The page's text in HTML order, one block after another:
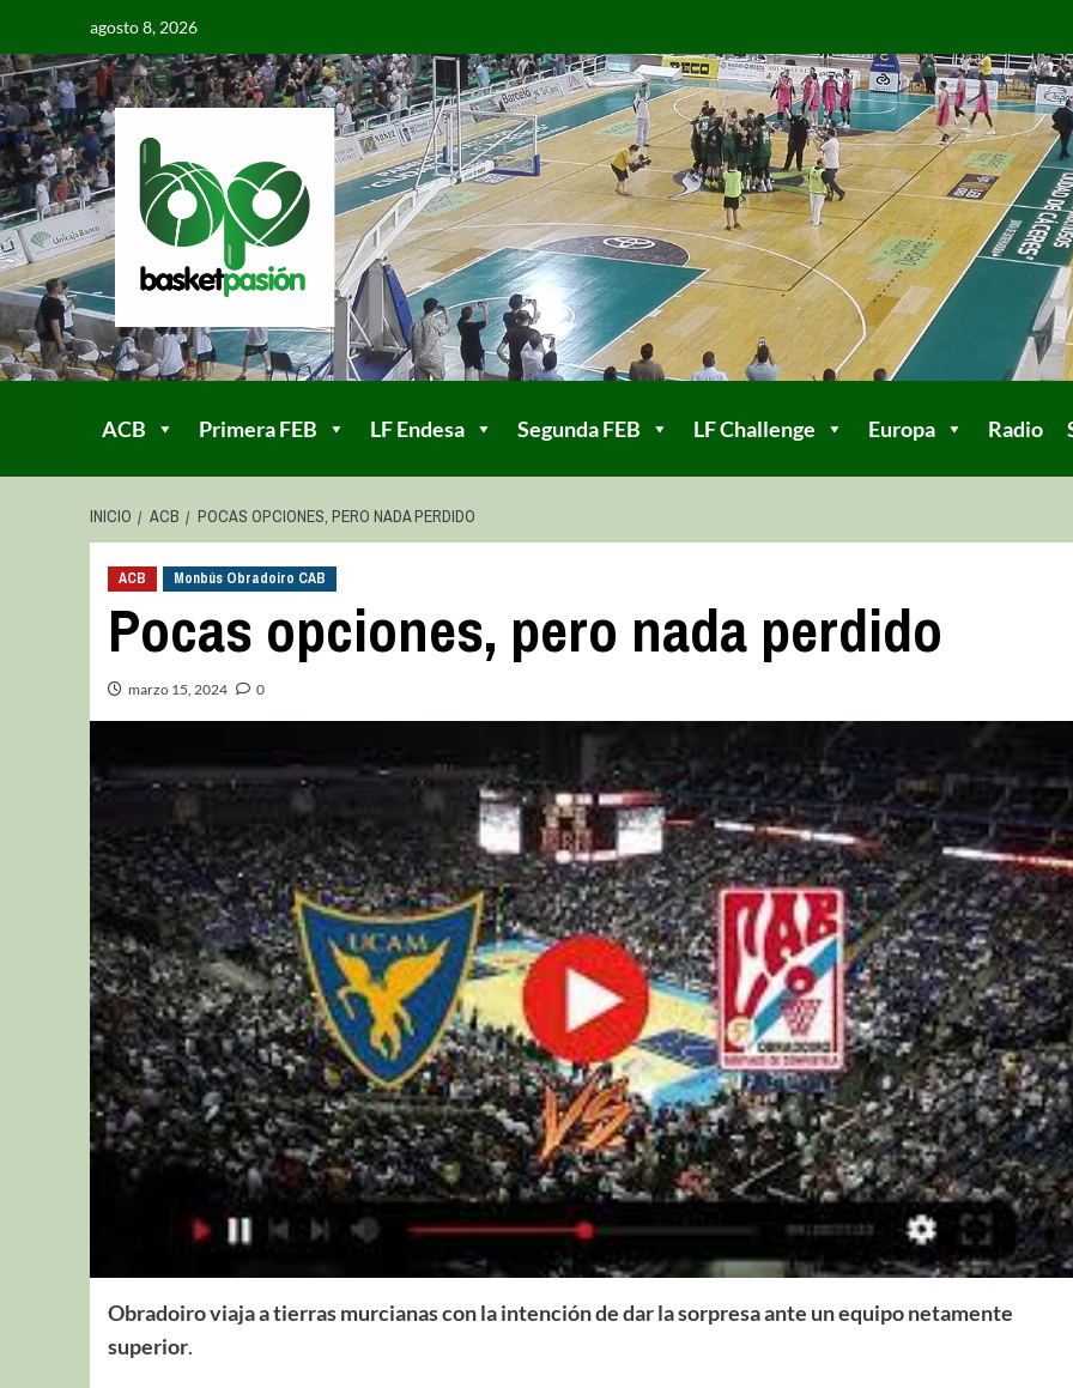
agosto 8, 2026
ACB Primera FEB LF Endesa Segunda FEB LF Challenge Europa Radio
INICIO ACB POCAS OPCIONES, PERO NADA PERDIDO
ACB Monbús Obradoiro CAB
Pocas opciones, pero nada perdido
marzo 15, 2024 0
Obradoiro viaja a tierras murcianas con la intención de dar la sorpresa ante un equipo netamente
superior.
La entrevista bTactic
La entrevista bTactic
mayo 7, 2026
0